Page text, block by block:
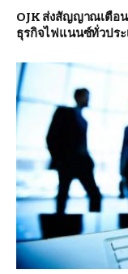
OJK ส่งสัญญาณเตือ
ธุรกิจไฟแนนซ์ทั่วประ